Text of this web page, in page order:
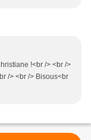
!<br /> <br />
/> <br /> Bisous<br